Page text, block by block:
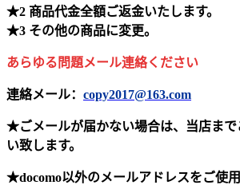
★2 商品代金全額ご返金いたします。
★3 その他の商品に変更。
あらゆる問題メール連絡ください
連絡メール： copy2017@163.com
★ごメールが届かない場合は、当店まで
い致します。
★docomo以外のメールアドレスをご使